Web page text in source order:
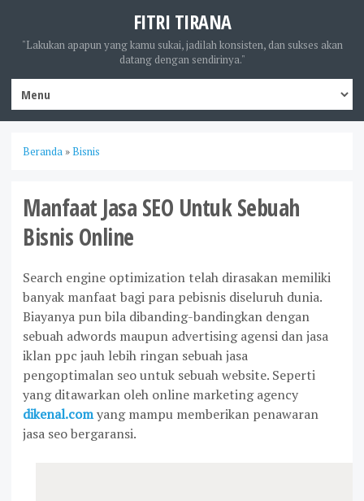
FITRI TIRANA
"Lakukan apapun yang kamu sukai, jadilah konsisten, dan sukses akan
datang dengan sendirinya."
Beranda »Bisnis
Manfaat Jasa SEO Untuk Sebuah
Bisnis Online
Search engine optimization telah dirasakan memiliki
banyak manfaat bagi para pebisnis diseluruh dunia.
Biayanya pun bila dibanding-bandingkan dengan
sebuah adwords maupun advertising agensi dan jasa
iklan ppc jauh lebih ringan sebuah jasa
pengoptimalan seo untuk sebuah website. Seperti
yang ditawarkan oleh online marketing agency
dikenal.comyang mampu memberikan penawaran
jasa seo bergaransi.